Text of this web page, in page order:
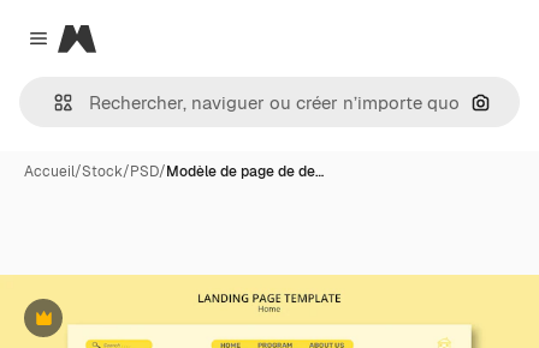
Close menu
Magnific
Accueil/Stock/PSD/Modèle de page de de…
Premium